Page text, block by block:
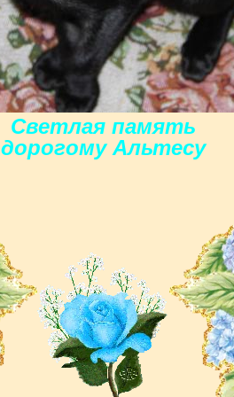
Светлая память
дорогoму Альтесу